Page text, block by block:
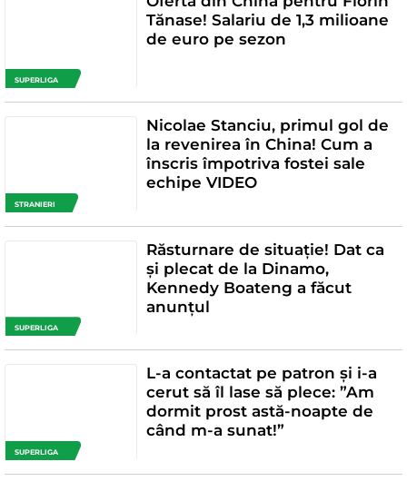
SUPERLIGA
Tănase! Salariu de 1,3 milioane
de euro pe sezon
STRANIERI
Nicolae Stanciu, primul gol de
la revenirea în China! Cum a
înscris împotriva fostei sale
echipe VIDEO
SUPERLIGA
Răsturnare de situație! Dat ca
și plecat de la Dinamo,
Kennedy Boateng a făcut
anunțul
SUPERLIGA
L-a contactat pe patron și i-a
cerut să îl lase să plece: ”Am
dormit prost astă-noapte de
când m-a sunat!”